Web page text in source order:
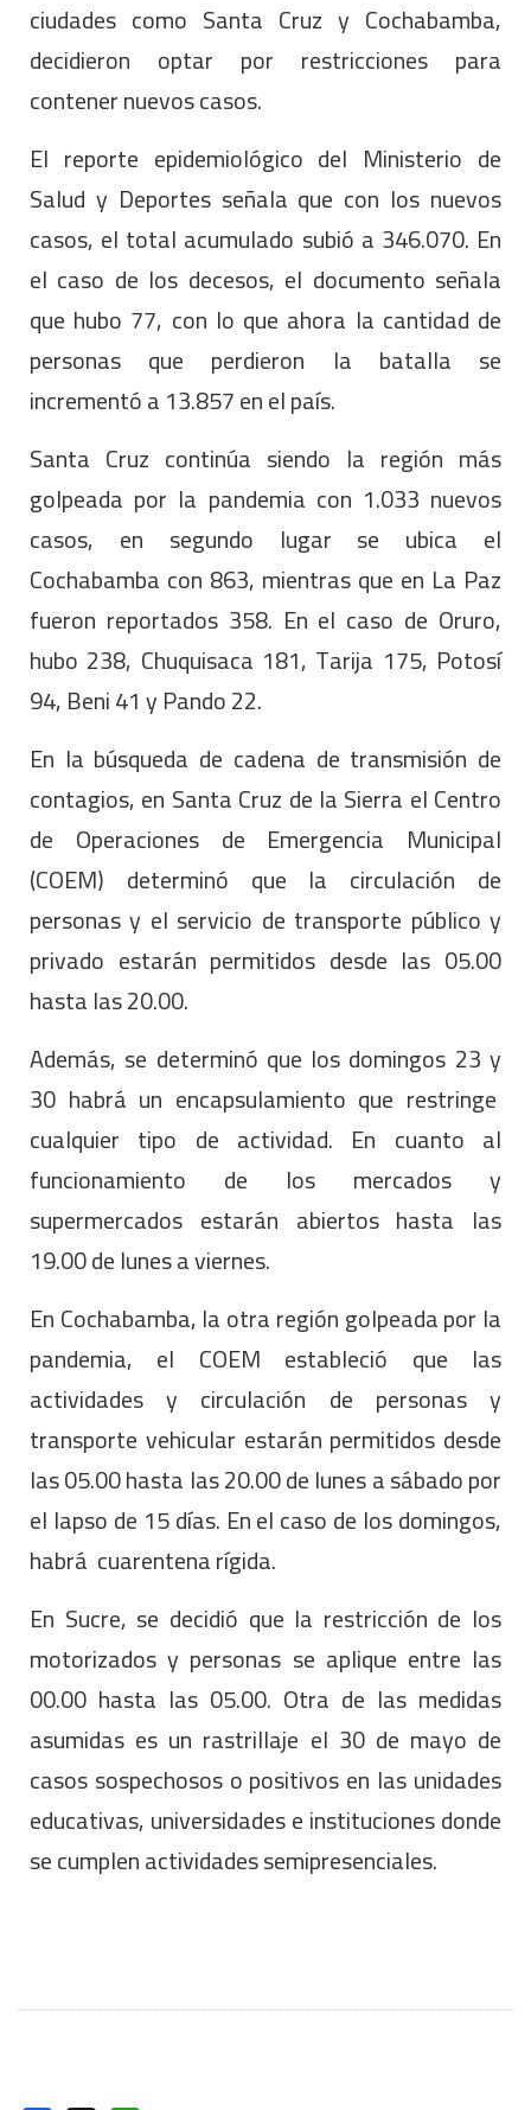
ciudades como Santa Cruz y Cochabamba,
decidieron optar por restricciones para
contener nuevos casos.
El reporte epidemiológico del Ministerio de
Salud y Deportes señala que con los nuevos
casos, el total acumulado subió a 346.070. En
el caso de los decesos, el documento señala
que hubo 77, con lo que ahora la cantidad de
personas que perdieron la batalla se
incrementó a 13.857 en el país.
Santa Cruz continúa siendo la región más
golpeada por la pandemia con 1.033 nuevos
casos, en segundo lugar se ubica el
Cochabamba con 863, mientras que en La Paz
fueron reportados 358. En el caso de Oruro,
hubo 238, Chuquisaca 181, Tarija 175, Potosí
94, Beni 41 y Pando 22.
En la búsqueda de cadena de transmisión de
contagios, en Santa Cruz de la Sierra el Centro
de Operaciones de Emergencia Municipal
(COEM) determinó que la circulación de
personas y el servicio de transporte público y
privado estarán permitidos desde las 05.00
hasta las 20.00.
Además, se determinó que los domingos 23 y
30 habrá un encapsulamiento que restringe
cualquier tipo de actividad. En cuanto al
funcionamiento de los mercados y
supermercados estarán abiertos hasta las
19.00 de lunes a viernes.
En Cochabamba, la otra región golpeada por la
pandemia, el COEM estableció que las
actividades y circulación de personas y
transporte vehicular estarán permitidos desde
las 05.00 hasta las 20.00 de lunes a sábado por
el lapso de 15 días. En el caso de los domingos,
habrá cuarentena rígida.
En Sucre, se decidió que la restricción de los
motorizados y personas se aplique entre las
00.00 hasta las 05.00. Otra de las medidas
asumidas es un rastrillaje el 30 de mayo de
casos sospechosos o positivos en las unidades
educativas, universidades e instituciones donde
se cumplen actividades semipresenciales.